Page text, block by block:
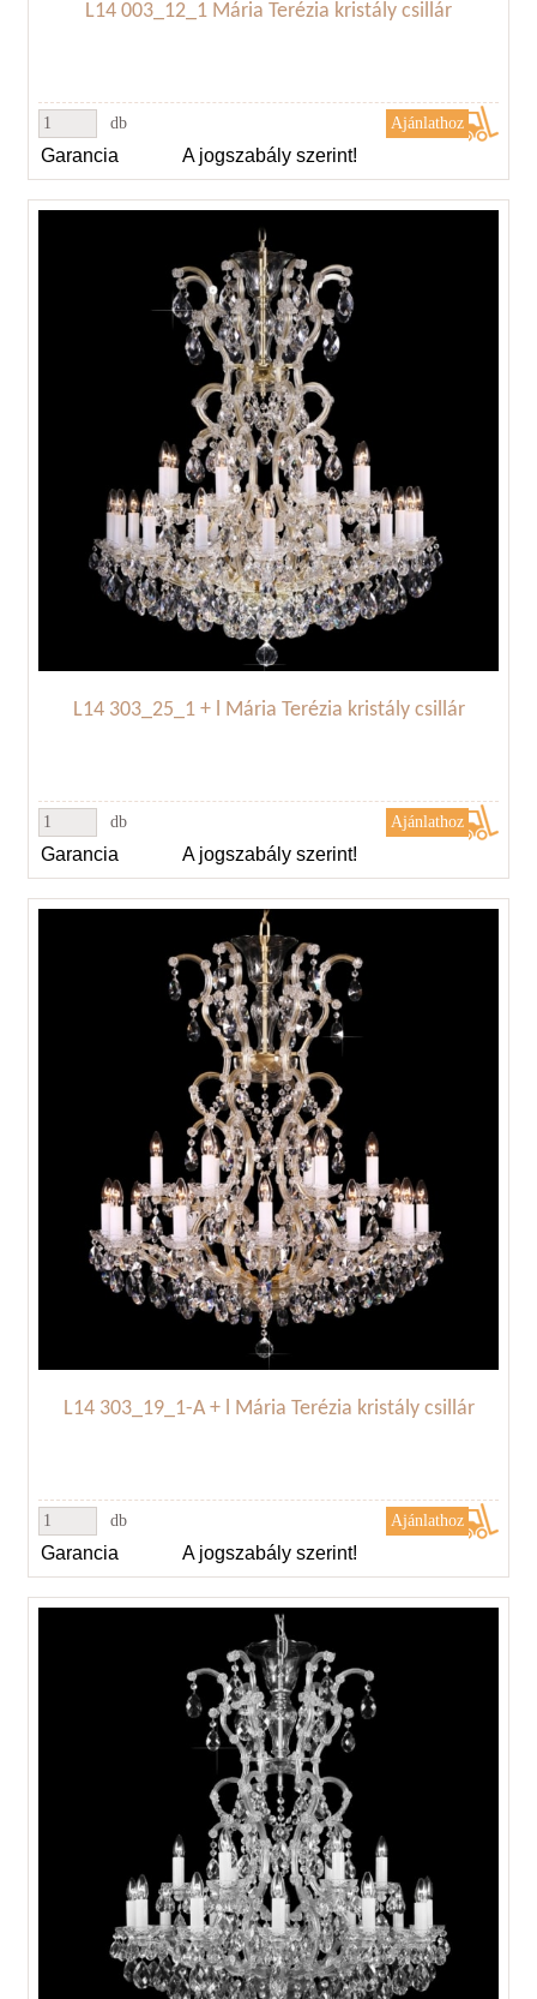
L14 003_12_1 Mária Terézia kristály csillár
db
Garancia A jogszabály szerint!
L14 303_25_1 + l Mária Terézia kristály csillár
db
Garancia A jogszabály szerint!
L14 303_19_1-A + l Mária Terézia kristály csillár
db
Garancia A jogszabály szerint!